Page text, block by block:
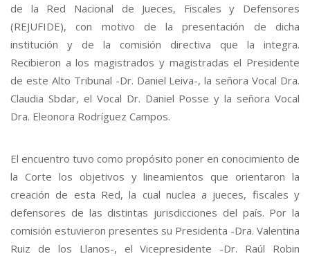
de la Red Nacional de Jueces, Fiscales y Defensores
(REJUFIDE), con motivo de la presentación de dicha
institución y de la comisión directiva que la integra.
Recibieron a los magistrados y magistradas el Presidente
de este Alto Tribunal -Dr. Daniel Leiva-, la señora Vocal Dra.
Claudia Sbdar, el Vocal Dr. Daniel Posse y la señora Vocal
Dra. Eleonora Rodríguez Campos.
El encuentro tuvo como propósito poner en conocimiento de
la Corte los objetivos y lineamientos que orientaron la
creación de esta Red, la cual nuclea a jueces, fiscales y
defensores de las distintas jurisdicciones del país. Por la
comisión estuvieron presentes su Presidenta -Dra. Valentina
Ruiz de los Llanos-, el Vicepresidente -Dr. Raúl Robin